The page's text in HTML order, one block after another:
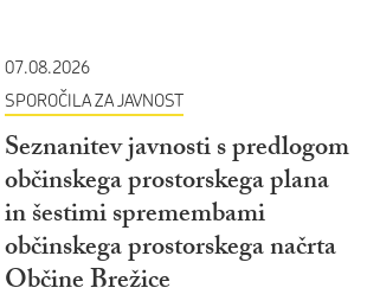
07.08.2026
SPOROČILA ZA JAVNOST
Seznanitev javnosti s predlogom
občinskega prostorskega plana
in šestimi spremembami
občinskega prostorskega načrta
Občine Brežice